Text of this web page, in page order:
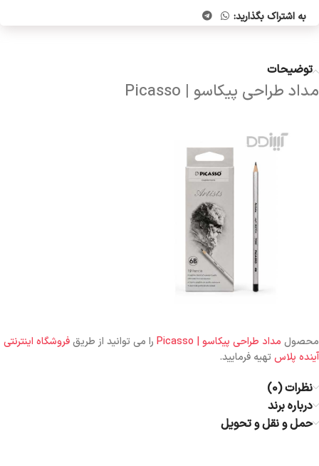
به اشتراک بگذارید:
توضیحات
مداد طراحی پیکاسو | Picasso
محصول مداد طراحی پیکاسو | Picasso را می توانید از طریقفروشگاه اینترنتی
آینده پلاستهیه فرمایید.
نظرات (0)
درباره برند
حمل و نقل و تحویل